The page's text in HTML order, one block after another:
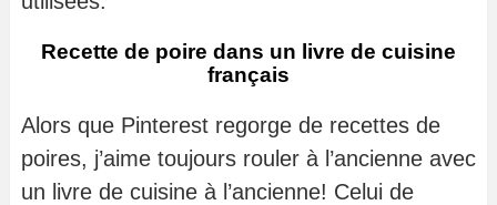
Recette de poire dans un livre de cuisine
français
Alors que Pinterest regorge de recettes de
poires, j’aime toujours rouler à l’ancienne avec
un livre de cuisine à l’ancienne! Celui de